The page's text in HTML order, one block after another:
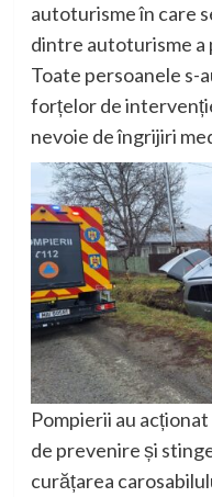
autoturisme în care
dintre autoturisme a
Toate persoanele s-
forțelor de
nevoie de îngrijiri
Pompierii au
de prevenire și
curățarea